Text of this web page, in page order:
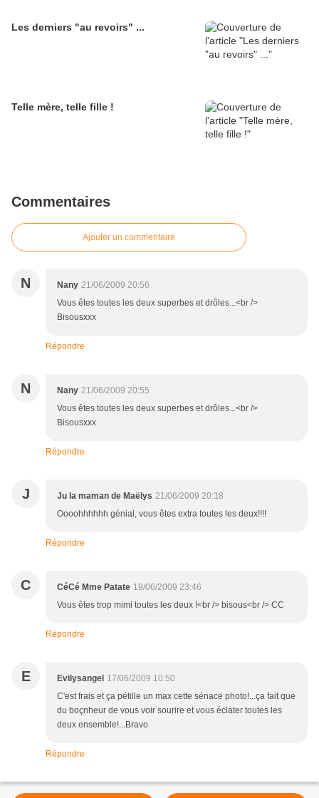
Les derniers "au revoirs" ...
Telle mère, telle fille !
Commentaires
Ajouter un commentaire
N Nany 21/06/2009 20:56
Vous êtes toutes les deux superbes et drôles...<br />
Bisousxxx
Répondre
N Nany 21/06/2009 20:55
Vous êtes toutes les deux superbes et drôles...<br />
Bisousxxx
Répondre
J Ju la maman de Maëlys 21/06/2009 20:18
Oooohhhhhh génial, vous êtes extra toutes les deux!!!!
Répondre
C CéCé Mme Patate 19/06/2009 23:46
Vous êtes trop mimi toutes les deux !<br /> bisous<br /> CC
Répondre
E Evilysangel 17/06/2009 10:50
C'est frais et ça pétille un max cette sénace photo!...ça fait que
du boçnheur de vous voir sourire et vous éclater toutes les
deux ensemble!...Bravo
Répondre